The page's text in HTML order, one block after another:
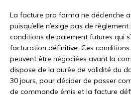
La facture pro forma ne déclenche
puisqu’elle n’exige pas de
conditions de paiement futures qui
facturation définitive. Ces
peuvent être négociées avant la
dispose de la durée de validité du
30 jours, pour décider de passer
de commande émis et la facture